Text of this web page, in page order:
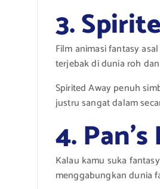
3.
Film animasi fantasy
terjebak di dunia roh
Spirited Away penuh
justru sangat dalam
4.
Kalau kamu suka
menggabungkan dunia